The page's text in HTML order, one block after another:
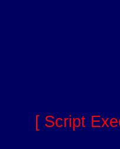
[ Script